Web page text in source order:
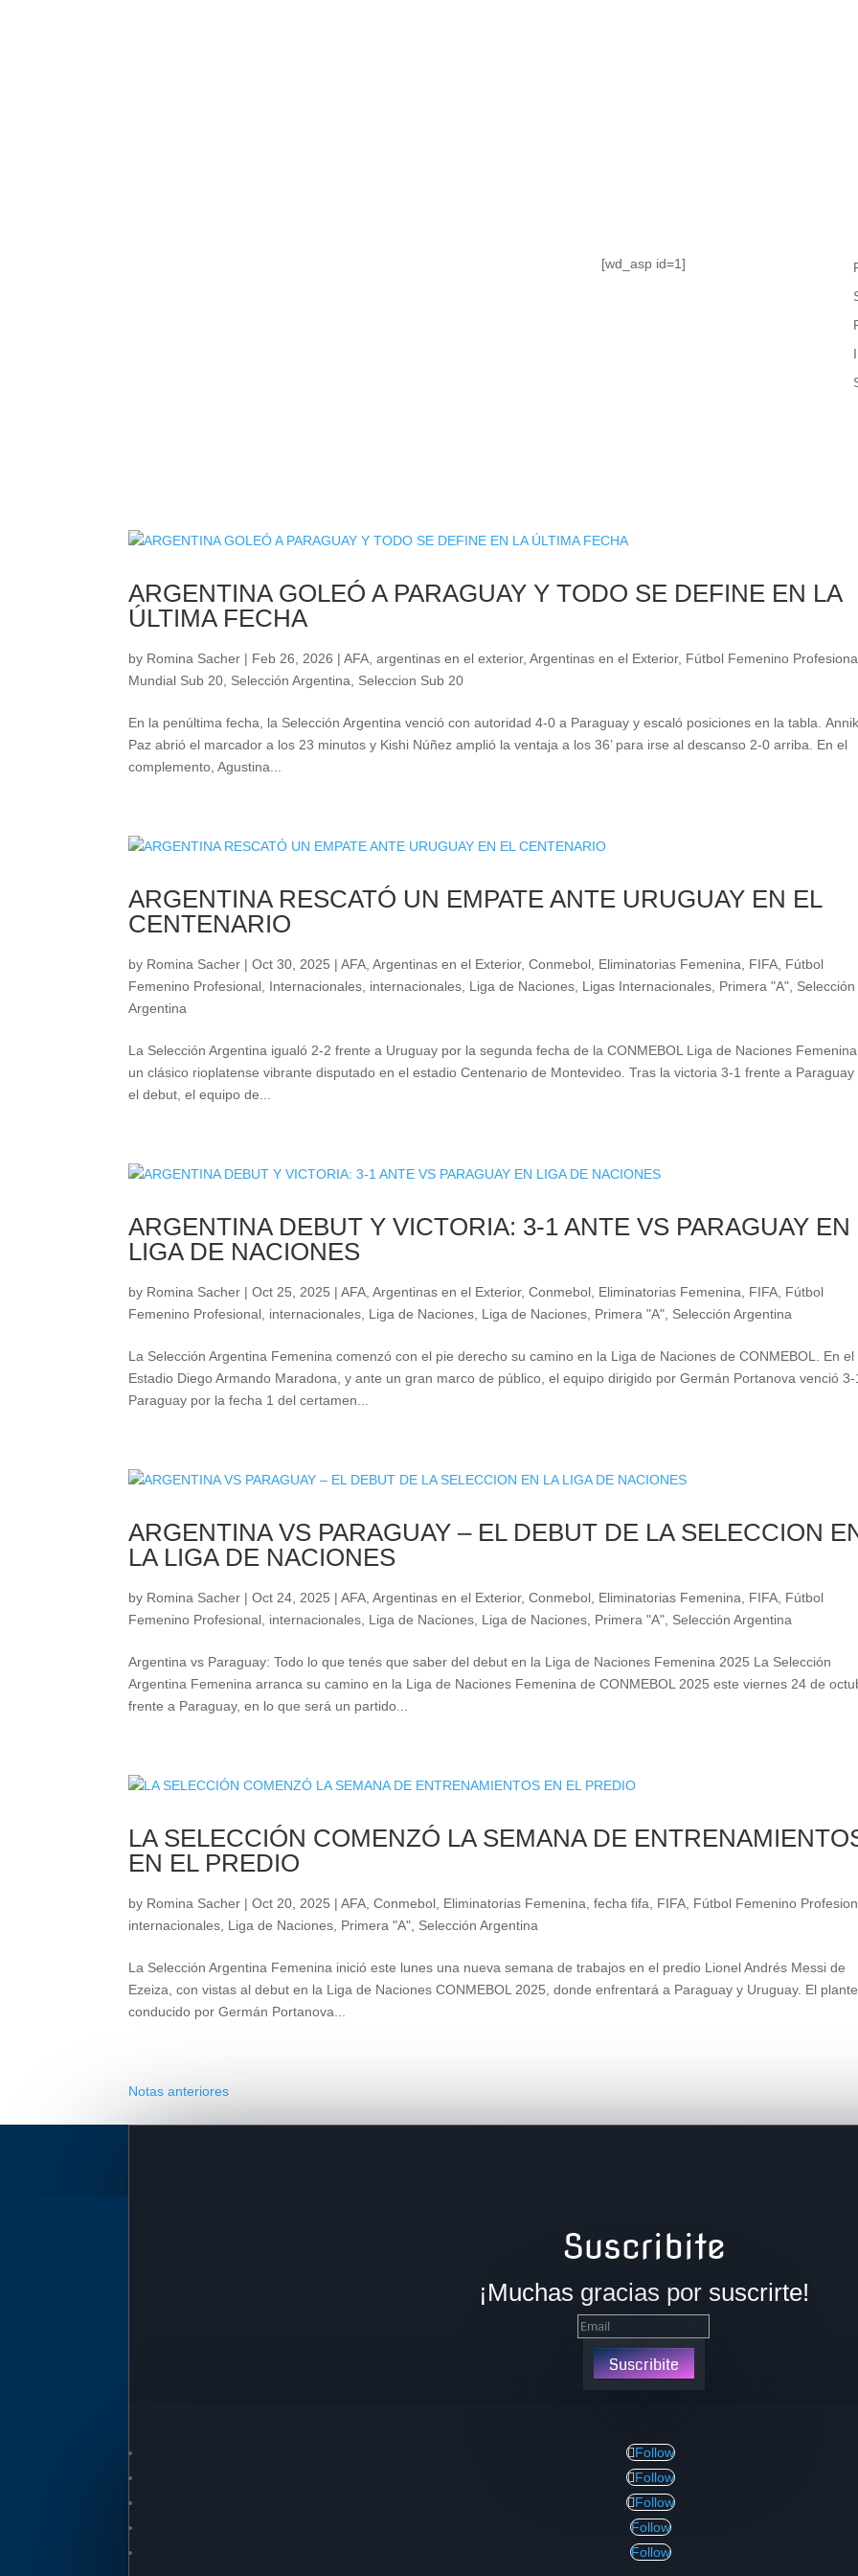
[wd_asp id=1]
ARGENTINA GOLEÓ A PARAGUAY Y TODO SE DEFINE EN LA
ÚLTIMA FECHA
by Romina Sacher | Feb 26, 2026 |AFA ,argentinas en el exterior,Argentinas en el Exterior, Fútbol Femenino
Mundial Sub 20 Selección Argentina Seleccion Sub 20
En la penúltima fecha, la Selección Argentina venció con autoridad 4-0 a Paraguay y escaló posiciones en la tabla.
Paz abrió el marcador a los 23 minutos y Kishi Núñez amplió la ventaja a los 36’ para irse al descanso 2-0 arriba. En el
complemento, Agustina...
ARGENTINA RESCATÓ UN EMPATE ANTE URUGUAY EN EL
CENTENARIO
by Romina Sacher |Oct 30, 2025 |AFA ,Argentinas en el Exterior,Conmebol Eliminatorias Femenina FIFA Fútbol
Femenino Profesional Internacionales internacionales Liga de Naciones Ligas Internacionales Primera "A" Selección
Argentina
La Selección Argentina igualó 2-2 frente a Uruguay por la segunda fecha de la CONMEBOL Liga de Naciones
un clásico rioplatense vibrante disputado en el estadio Centenario de Montevideo. Tras la victoria 3-1 frente a Paraguay
el debut, el equipo de...
ARGENTINA DEBUT Y VICTORIA: 3-1 ANTE VS PARAGUAY EN
LIGA DE NACIONES
by Romina Sacher |Oct 25, 2025 |AFA ,Argentinas en el Exterior,Conmebol Eliminatorias Femenina FIFA Fútbol
Femenino Profesional internacionales Liga de Naciones Liga de Naciones Primera "A" Selección Argentina
La Selección Argentina Femenina comenzó con el pie derecho su camino en la Liga de Naciones de CONMEBOL. En el
Estadio Diego Armando Maradona, y ante un gran marco de público, el equipo dirigido por Germán Portanova venció 3-
Paraguay por la fecha 1 del certamen...
ARGENTINA VS PARAGUAY – EL DEBUT DE LA SELECCION
LA LIGA DE NACIONES
by Romina Sacher |Oct 24, 2025 |AFA ,Argentinas en el Exterior,Conmebol Eliminatorias Femenina FIFA Fútbol
Femenino Profesional internacionales Liga de Naciones Liga de Naciones Primera "A" Selección Argentina
Argentina vs Paraguay: Todo lo que tenés que saber del debut en la Liga de Naciones Femenina 2025 La Selección
Argentina Femenina arranca su camino en la Liga de Naciones Femenina de CONMEBOL 2025 este viernes 24 de
frente a Paraguay, en lo que será un partido...
LA SELECCIÓN COMENZÓ LA SEMANA DE
EN EL PREDIO
by Romina Sacher |Oct 20, 2025 |AFA ,Conmebol Eliminatorias Femenina ,fecha fifa FIFA Fútbol Femenino
internacionales Liga de Naciones Primera "A" Selección Argentina
La Selección Argentina Femenina inició este lunes una nueva semana de trabajos en el predio Lionel Andrés Messi de
Ezeiza, con vistas al debut en la Liga de Naciones CONMEBOL 2025, donde enfrentará a Paraguay y Uruguay. El
conducido por Germán Portanova...
Notas anteriores
Suscribite
¡Muchas gracias por suscrirte!
Suscribite
Follow
Follow
Follow
Follow
Follow